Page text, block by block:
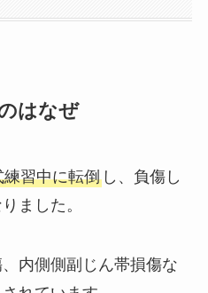
はなぜ
習中に転倒し、負傷し
ました。
内側側副じん帯損傷な